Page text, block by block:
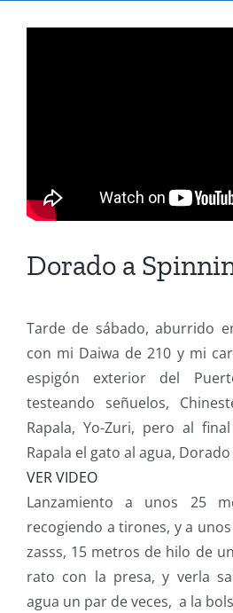
Dorado a
Tarde de sábado, aburrido
con mi Daiwa de 210 y mi
espigón exterior del
testeando señuelos,
Rapala, Yo-Zuri, pero al
Rapala el gato al agua,
VER VIDEO
Lanzamiento a unos 25
recogiendo a tirones, y a
zasss, 15 metros de hilo de
rato con la presa, y verla
agua un par de veces, a la